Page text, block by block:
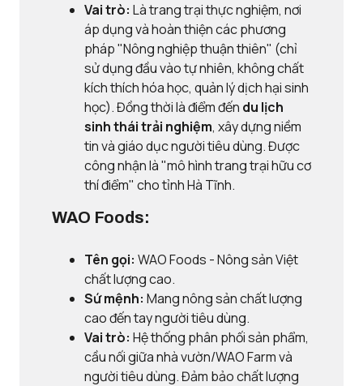
Vai trò: Là trang trại thực nghiệm, nơi
áp dụng và hoàn thiện các phương
pháp "Nông nghiệp thuận thiên" (chỉ
sử dụng đầu vào tự nhiên, không chất
kích thích hóa học, quản lý dịch hại sinh
học). Đồng thời là điểm đến du lịch
sinh thái trải nghiệm, xây dựng niềm
tin và giáo dục người tiêu dùng. Được
công nhận là "mô hình trang trại hữu cơ
thí điểm" cho tỉnh Hà Tĩnh.
WAO Foods:
Tên gọi: WAO Foods - Nông sản Việt
chất lượng cao.
Sứ mệnh: Mang nông sản chất lượng
cao đến tay người tiêu dùng.
Vai trò: Hệ thống phân phối sản phẩm,
cầu nối giữa nhà vườn/WAO Farm và
người tiêu dùng. Đảm bảo chất lượng